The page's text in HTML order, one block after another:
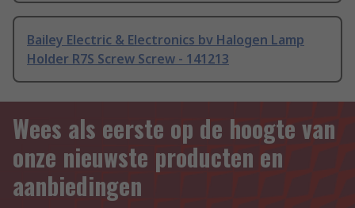
Bailey Electric & Electronics bv Halogen Lamp
Holder R7S Screw Screw - 141213
Wees als eerste op de hoogte van
onze nieuwste producten en
aanbiedingen